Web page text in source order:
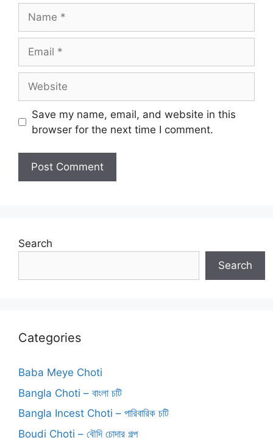
Save my name, email, and website in this
browser for the next time I comment.
Search
Search
Categories
Baba Meye Choti
Bangla Choti – বাংলা চটি
Bangla Incest Choti – পারিবারিক চটি
Boudi Choti – বৌদি চোদার গল্প